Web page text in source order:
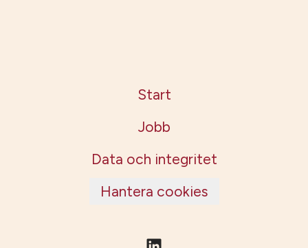
Start
Jobb
Data och integritet
Hantera cookies